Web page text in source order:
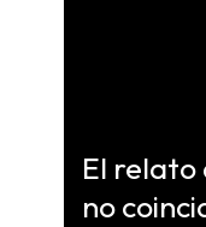
El relato
no